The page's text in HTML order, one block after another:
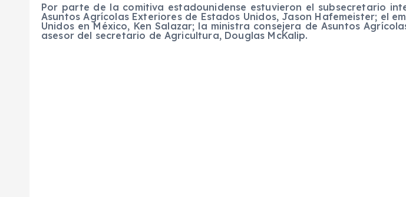
Por parte de la comitiva estadounidense estuvieron el subsecretario
Asuntos Agrícolas Exteriores de Estados Unidos, Jason Hafemeister; el
Unidos en México, Ken Salazar; la ministra consejera de Asuntos
asesor del secretario de Agricultura, Douglas McKalip.